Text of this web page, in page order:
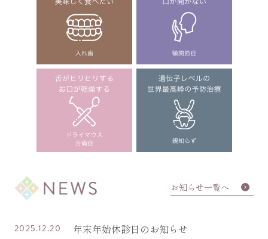
お知らせ一覧へ
2025.12.20 年末年始休診日のお知らせ